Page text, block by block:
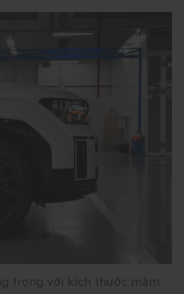
trọng với kích thước mâm